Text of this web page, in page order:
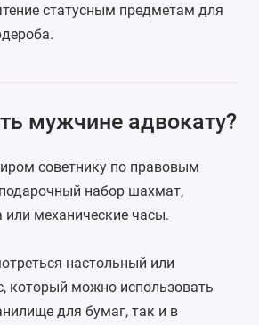
статусным предметам для
мужчине адвокату?
советнику по правовым
подарочный набор шахмат,
или механические часы.
настольный или
, который можно использовать
для бумаг, так и в